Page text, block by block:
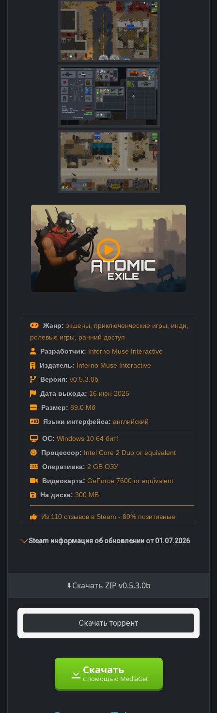
Жанр: экшены приключенческие игры инди
ролевые игры
ранний доступ
Разработчик: Inferno Muse Interactive
Издатель: Inferno Muse Interactive
Версия: v0.5.3.0b
Дата выхода: 16 июн 2025
Размер: 89.0 Мб
Языки интерфейса: английский
ОС: Windows 10 64 бит!
Процессор: Intel Core 2 Duo or equivalent
Оперативка: 2 GB ОЗУ
Видеокарта: GeForce 7600 or equivalent
На диске: 300 MB
Из 110 отзывов в Steam - 80% позитивные
Steam информация об обновлении от 01.07.2026
Скачать ZIP v0.5.3.0b
Скачать торрент
Скачать
с помощью MediaGet